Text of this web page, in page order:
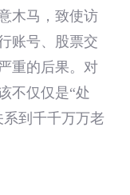
木马，致使访
账号、股票交
重的后果。对
不仅仅是“处
到千千万万老